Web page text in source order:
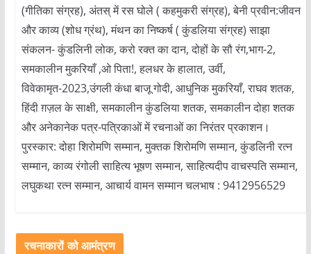
(गीतिका संग्रह), अंतस् में रस घोले ( कहमुकरी संग्रह), बेनी प्रवीन:जीवन
और काव्य (शोध ग्रंथ), मंथन का निष्कर्ष ( कुंडलिया संग्रह) साझा
संकलन- कुंडलिनी लोक, करो रक्त का दान, दोहों के सौ रंग,भाग-2,
समकालीन मुकरियाँ ,ओ पिता!, हलधर के हालात, उर्वी,
विवेकामृत-2023,उंगली कंधा बाजू गोदी, आधुनिक मुकरियाँ, राघव शतक,
हिंदी ग़ज़ल के साक्षी, समकालीन कुंडलिया शतक, समकालीन दोहा शतक
और अनेकानेक पत्र-पत्रिकाओं में रचनाओं का निरंतर प्रकाशन।
पुरस्कार: दोहा शिरोमणि सम्मान, मुक्तक शिरोमणि सम्मान, कुंडलिनी रत्न
सम्मान, काव्य रंगोली साहित्य भूषण सम्मान, साहित्यदीप वाचस्पति सम्मान,
लघुकथा रत्न सम्मान, आचार्य वामन सम्मान चलभाष : 9412956529
रचनाकारों को आमंत्रण